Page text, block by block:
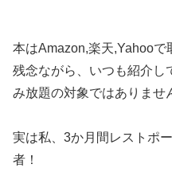
本はAmazon,楽天,Yahooで
残念ながら、いつも紹介し
み放題の対象ではありませ
実は私、3か月間レストポ
者！